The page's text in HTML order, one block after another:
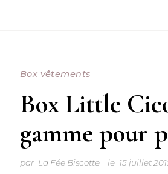
Box vêtements
Box Little
gamme pour
par La Fée Biscotte le 15 juillet